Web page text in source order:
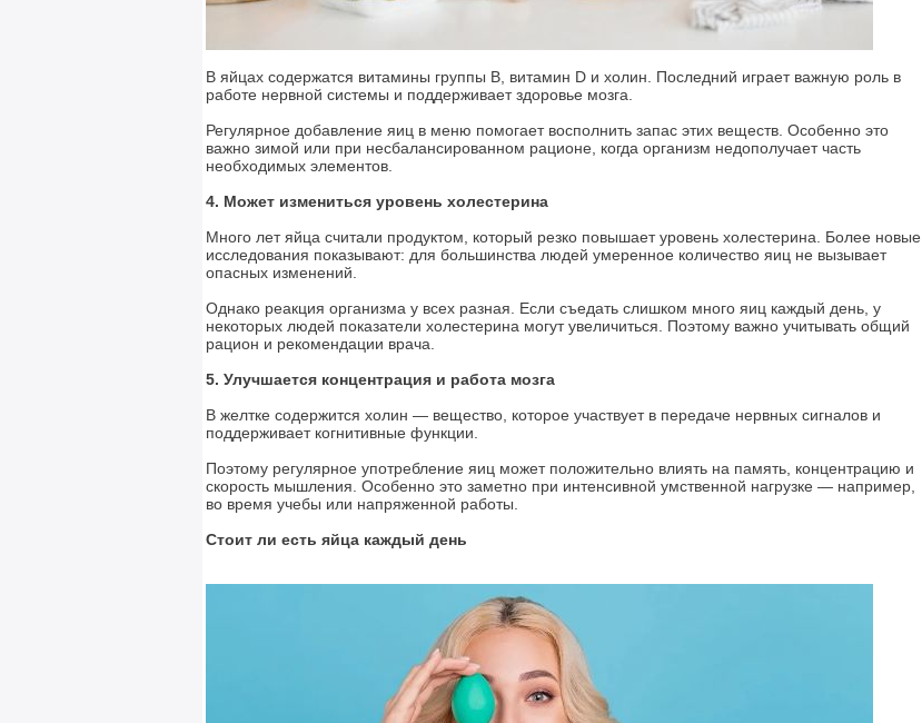
В яйцах содержатся витамины группы B, витамин D и холин. Последний играет важную роль в
работе нервной системы и поддерживает здоровье мозга.
Регулярное добавление яиц в меню помогает восполнить запас этих веществ. Особенно это
важно зимой или при несбалансированном рационе, когда организм недополучает часть
необходимых элементов.
4. Может измениться уровень холестерина
Много лет яйца считали продуктом, который резко повышает уровень холестерина. Более новые
исследования показывают: для большинства людей умеренное количество яиц не вызывает
опасных изменений.
Однако реакция организма у всех разная. Если съедать слишком много яиц каждый день, у
некоторых людей показатели холестерина могут увеличиться. Поэтому важно учитывать общий
рацион и рекомендации врача.
5. Улучшается концентрация и работа мозга
В желтке содержится холин — вещество, которое участвует в передаче нервных сигналов и
поддерживает когнитивные функции.
Поэтому регулярное употребление яиц может положительно влиять на память, концентрацию и
скорость мышления. Особенно это заметно при интенсивной умственной нагрузке — например,
во время учебы или напряженной работы.
Стоит ли есть яйца каждый день